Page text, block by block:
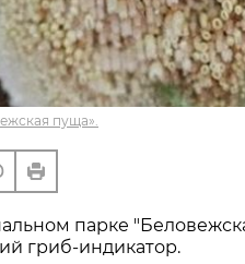
пуща».
парке
гриб-индикатор.